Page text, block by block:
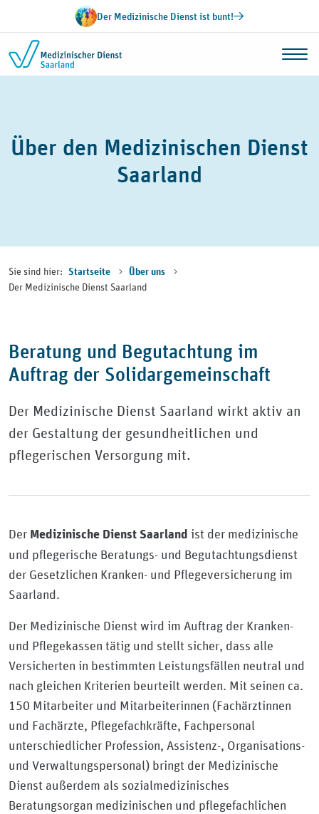
Zum Inhalt springenDer Medizinische Dienst ist bunt!
Über den Medizinischen Dienst
Saarland
Sie sind hier: Startseite Über uns
Der Medizinische Dienst Saarland
Beratung und Begutachtung im
Auftrag der Solidargemeinschaft
Der Medizinische Dienst Saarland wirkt aktiv an
der Gestaltung der gesundheitlichen und
pflegerischen Versorgung mit.
Der Medizinische Dienst Saarland ist der medizinische
und pflegerische Beratungs- und Begutachtungsdienst
der Gesetzlichen Kranken- und Pflegeversicherung im
Saarland.
Der Medizinische Dienst wird im Auftrag der Kranken-
und Pflegekassen tätig und stellt sicher, dass alle
Versicherten in bestimmten Leistungsfällen neutral und
nach gleichen Kriterien beurteilt werden. Mit seinen ca.
150 Mitarbeiter und Mitarbeiterinnen (Fachärztinnen
und Fachärzte, Pflegefachkräfte, Fachpersonal
unterschiedlicher Profession, Assistenz-, Organisations-
und Verwaltungspersonal) bringt der Medizinische
Dienst außerdem als sozialmedizinisches
Beratungsorgan medizinischen und pflegefachlichen